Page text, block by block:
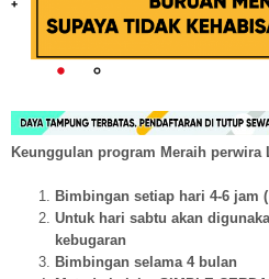
Keunggulan program Meraih perwira
Bimbingan setiap hari 4-6 jam
Untuk hari sabtu akan
kebugaran
Bimbingan selama 4 bulan